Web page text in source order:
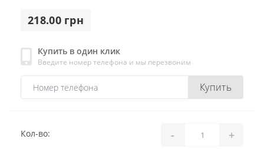
218.00 грн
Купить в один клик
Введите номер телефона и мы перезвоним
Купить
Кол-во: - +